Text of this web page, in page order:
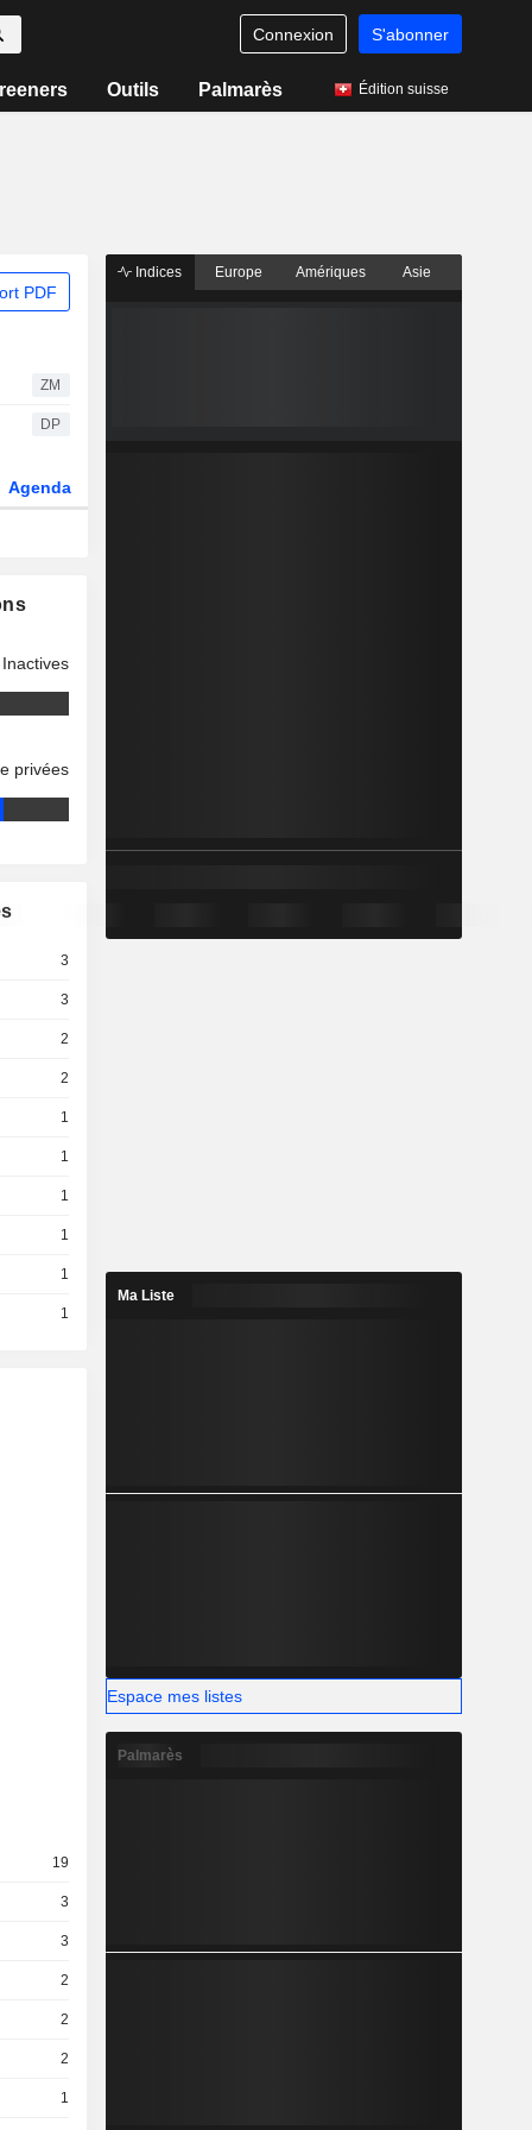
Connexion S'abonner
Outils Palmarès Édition suisse
PDF
ZM
DP
Agenda
Inactives
privées
3
3
2
2
1
1
1
1
1
1
19
3
3
2
2
2
1
Indices Europe Amériques Asie
Ma Liste
Espace mes listes
Palmarès